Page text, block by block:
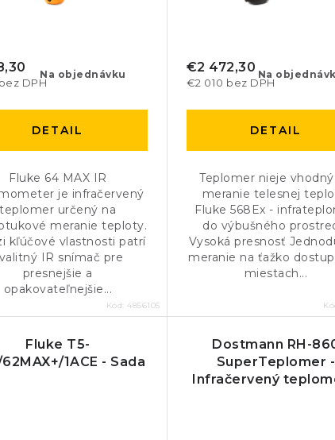
u
o
v
Na objednávku
DPH
DETAIL
Fluke 64 MAX IR
je infračervený
teplomer určený na
meranie teploty.
kľúčové vlastnosti patrí
IR snímač pre
presnejšie a
opakovateľnejšie...
Kód:4856105
Na
€2 010 bez DPH
€2 472,30
DETAIL
Teplomer nieje
meranie telesnej
Fluke 568Ex -
do výbušného
Vysoká presnosť
meranie na ťažko
miestach...
Fluke T5-
1ACE - Sada
Dostmann RH-
SuperTeplomer -
Infračervený